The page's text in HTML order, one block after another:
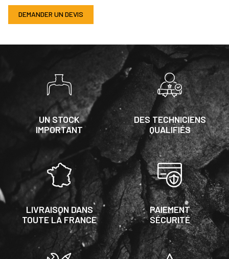
DEMANDER UN DEVIS
UN STOCK
IMPORTANT
DES TECHNICIENS
QUALIFIÉS
LIVRAISON DANS
TOUTE LA FRANCE
PAIEMENT
SÉCURITÉ